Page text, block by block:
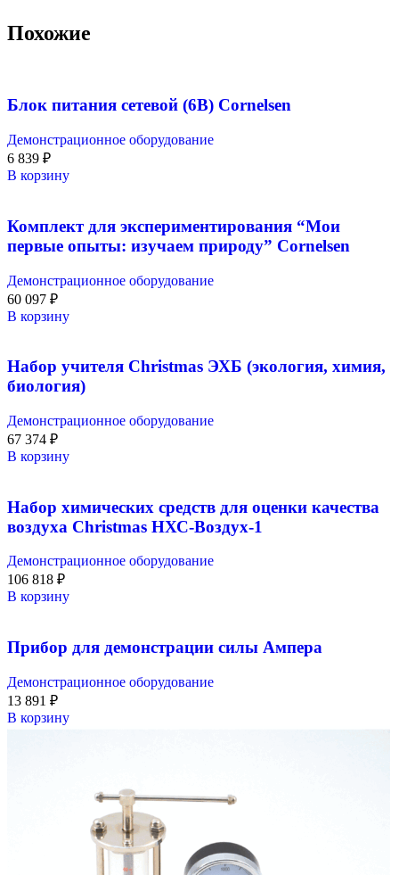
Похожие
Блок питания сетевой (6В) Cornelsen
Демонстрационное оборудование
6 839 ₽
В корзину
Комплект для экспериментирования “Мои
первые опыты: изучаем природу” Cornelsen
Демонстрационное оборудование
60 097 ₽
В корзину
Набор учителя Christmas ЭХБ (экология, химия,
биология)
Демонстрационное оборудование
67 374 ₽
В корзину
Набор химических средств для оценки качества
воздуха Christmas НХС-Воздух-1
Демонстрационное оборудование
106 818 ₽
В корзину
Прибор для демонстрации силы Ампера
Демонстрационное оборудование
13 891 ₽
В корзину